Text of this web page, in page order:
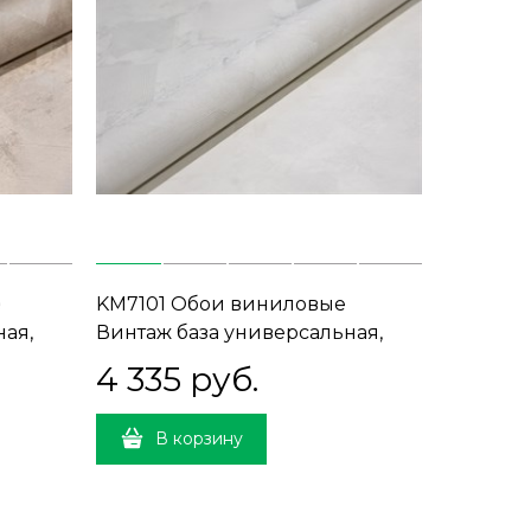
KM7101 Обои виниловые
Винтаж база универсальная,
белый (1, Т A) прямая стыковка
4 335 руб.
В корзину